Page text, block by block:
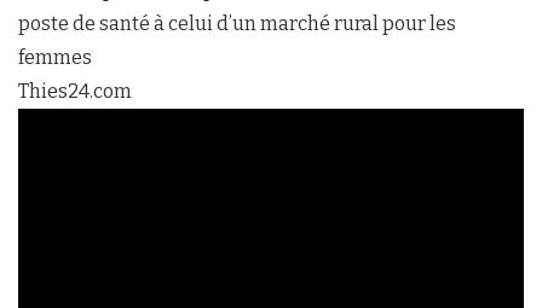
poste de santé à celui d’un marché rural pour les
femmes
Thies24.com